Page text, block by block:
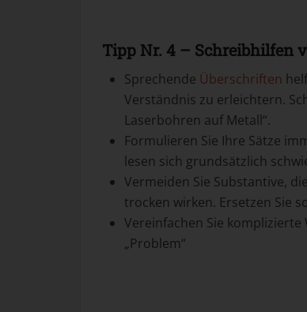
Tipp Nr. 4 – Schreibhilfen
Sprechende Überschriften
Verständnis zu erleichtern.
Laserbohren auf Metall“.
Formulieren Sie Ihre Sätze
lesen sich grundsätzlich
Vermeiden Sie Substantive,
trocken wirken. Ersetzen Sie
Vereinfachen Sie komplizierte
„Problem“